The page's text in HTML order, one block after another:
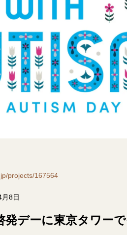
projects/167564
8日
発デーに東京タワー